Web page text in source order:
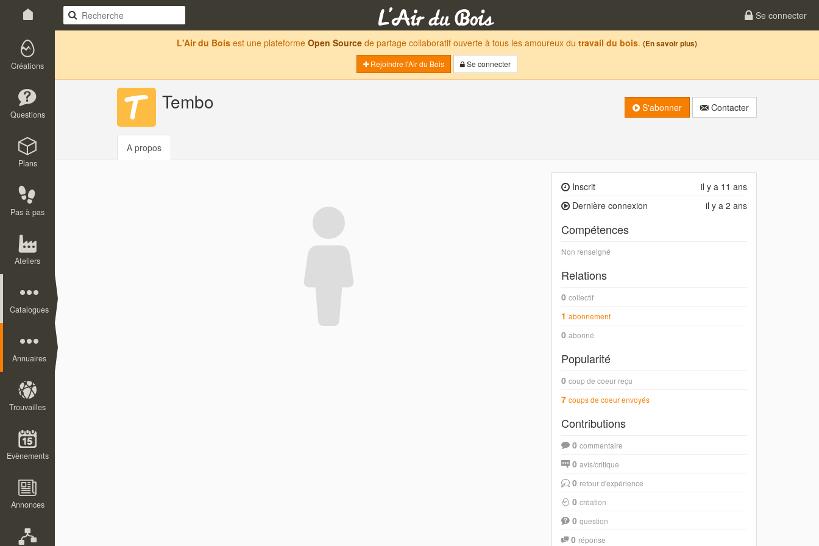
Se connecter
Créations
Questions
Plans
Pas à pas
Ateliers
Catalogues
Annuaires
Trouvailles
Evènements
Annonces
L'Air du Bois est une plateforme Open Source de partage collaboratif ouverte à tous les amoureux du travail du bois. (En savoir plus)
Rejoindre l'Air du Bois
Se connecter
Tembo S'abonner Contacter
A propos
il y a 11 ans
Inscrit
il y a 2 ans
Dernière connexion
Compétences
Non renseigné
Relations
0 collectif
1 abonnement
0 abonné
Popularité
0 coup de coeur reçu
7 coups de coeur envoyés
Contributions
0 commentaire
0 avis/critique
0 retour d'expérience
0 création
0 question
0 réponse